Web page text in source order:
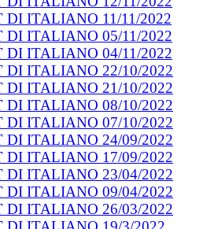
DI ITALIANO 11/11/2022
DI ITALIANO 05/11/2022
DI ITALIANO 04/11/2022
DI ITALIANO 22/10/2022
DI ITALIANO 21/10/2022
DI ITALIANO 08/10/2022
DI ITALIANO 07/10/2022
DI ITALIANO 24/09/2022
DI ITALIANO 17/09/2022
DI ITALIANO 23/04/2022
DI ITALIANO 09/04/2022
DI ITALIANO 26/03/2022